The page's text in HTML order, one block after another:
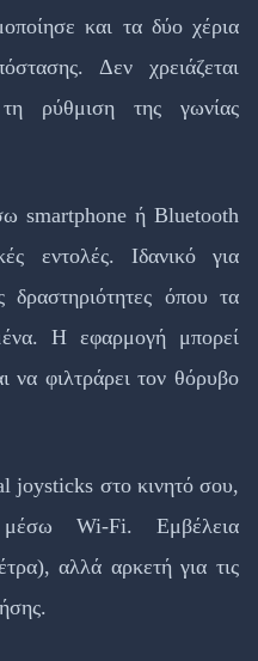
και τα δύο χέρια
Δεν χρειάζεται
τη ρύθμιση της γωνίας
smartphone ή Bluetooth
εντολές. Ιδανικό για
δραστηριότητες όπου τα
Η εφαρμογή μπορεί
να φιλτράρει τον θόρυβο
joysticks στο κινητό σου,
Wi-Fi. Εμβέλεια
αλλά αρκετή για τις